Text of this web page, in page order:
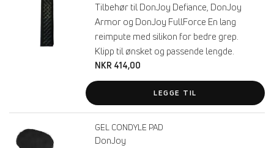
Tilbehør til DonJoy Defiance, DonJoy
Armor og DonJoy FullForce En lang
reimpute med silikon for bedre grep.
Klipp til ønsket og passende lengde.
NKR 414,00
LEGGE TIL
GEL CONDYLE PAD
DonJoy